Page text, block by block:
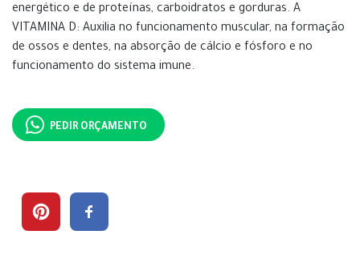
energético e de proteínas, carboidratos e gorduras. A
VITAMINA D: Auxilia no funcionamento muscular, na formação
de ossos e dentes, na absorção de cálcio e fósforo e no
funcionamento do sistema imune.
PEDIR ORÇAMENTO